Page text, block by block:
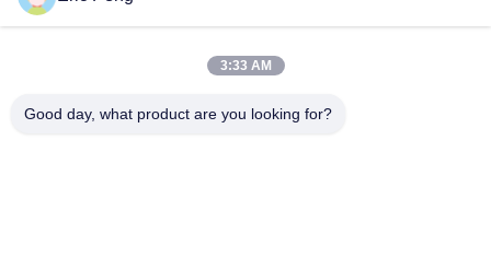
체육관에 대한 저항 모듈, 가슴 프레스 머신, 케이블 크로스 & 로빙
머신과 호환
24VDC 주문형 3은 홀 센서와 57 밀리미터 Nema 23 비엘디씨 모
3:33 AM
Good day, what product are you looking for?